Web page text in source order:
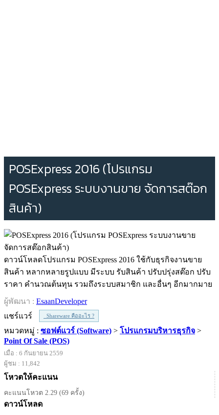
POSExpress 2016 (โปรแกรม
POSExpress ระบบงานขาย จัดการสต๊อก
สินค้า)
ดาวน์โหลดโปรแกรม POSExpress 2016 ใช้กับธุรกิจงานขาย
สินค้า หลากหลายรูปแบบ มีระบบ รับสินค้า ปรับปรุ่งสต๊อก ปรับ
ราคา คำนวณต้นทุน รวมถึงระบบสมาชิก และอื่นๆ อีกมากมาย
ผู้พัฒนา : EsaanDeveloper
แชร์แวร์
Shareware คืออะไร ?
หมวดหมู่ : ซอฟต์แวร์ (Software) > โปรแกรมบริหารธุรกิจ >
Point Of Sale (POS)
เมื่อ : 6 กันยายน 2559
ผู้ชม : 11,842
โหวตให้คะแนน
คะแนนโหวต 2.29 (69 ครั้ง)
ดาวน์โหลด